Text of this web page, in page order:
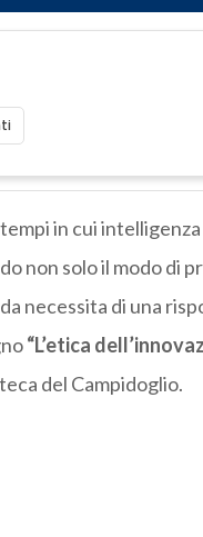
in cui
non solo il modo di
necessita di una
“L’etica
del Campidoglio.